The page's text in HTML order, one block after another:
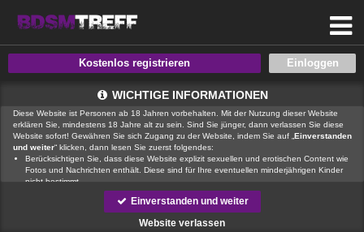
Kostenlos registrieren
WICHTIGE INFORMATIONEN
Diese Website ist Personen ab 18 Jahren vorbehalten. Mit der Nutzung dieser Website
erklären Sie, mindestens 18 Jahre alt zu sein. Sind Sie jünger, dann verlassen Sie diese
Website sofort! Gewähren Sie sich Zugang zu der Website, indem Sie auf „ Einverstanden
und weiter“ klicken, dann lesen Sie zuerst folgendes:
Berücksichtigen Sie, dass diese Website explizit sexuellen und erotischen Content wie
Fotos und Nachrichten enthält. Diese sind für Ihre eventuellen minderjährigen Kinder
nicht bestimmt.
, der Betreiber dieser Website, verfügt über keine Mittel, um die Inhalte
von Profilen der Nutzer dieser Website zu kontrollieren.
in der Lage, Nutzer dieser Website auf eine strafrechtliche Vergangenheit zu prüfen.
Sie müssen daher selbst die nötige Sorgfalt walten lassen bei der Beurteilung, ob ein
Einverstanden und weiter
Website verlassen